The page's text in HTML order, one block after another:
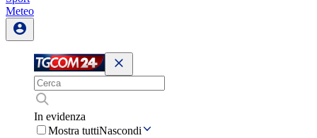
Meteo
In evidenza
Mostra tuttiNascondi